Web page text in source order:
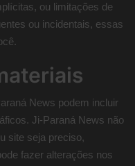
ou limitações de
ou incidentais, essas
News podem incluir
Ji-Paraná News não
site seja preciso,
fazer alterações nos